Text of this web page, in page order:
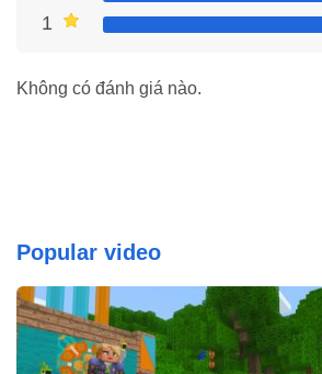
yang populer dengan
World dan sudah diunduh lebih dari 50
para penggunanya? Yuk, simak ulasan…
1
Không có đánh giá nào.
Popular video